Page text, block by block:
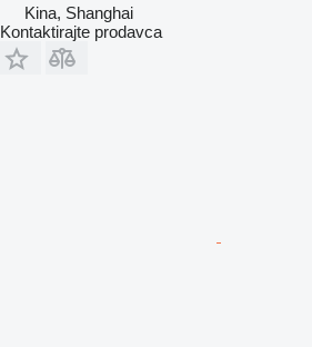
Kina, Shanghai
Kontaktirajte prodavca